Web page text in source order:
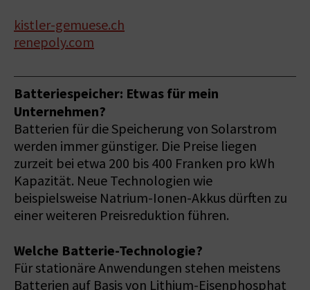
kistler-gemuese.ch
renepoly.com
Batteriespeicher: Etwas für mein
Unternehmen?
Batterien für die Speicherung von Solarstrom
werden immer günstiger. Die Preise liegen
zurzeit bei etwa 200 bis 400 Franken pro kWh
Kapazität. Neue Technologien wie
beispielsweise Natrium-Ionen-Akkus dürften zu
einer weiteren Preisreduktion führen.
Welche Batterie-Technologie?
Für stationäre Anwendungen stehen meistens
Batterien auf Basis von Lithium-Eisenphosphat